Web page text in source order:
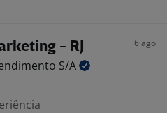
- RJ 6 ago
S/A